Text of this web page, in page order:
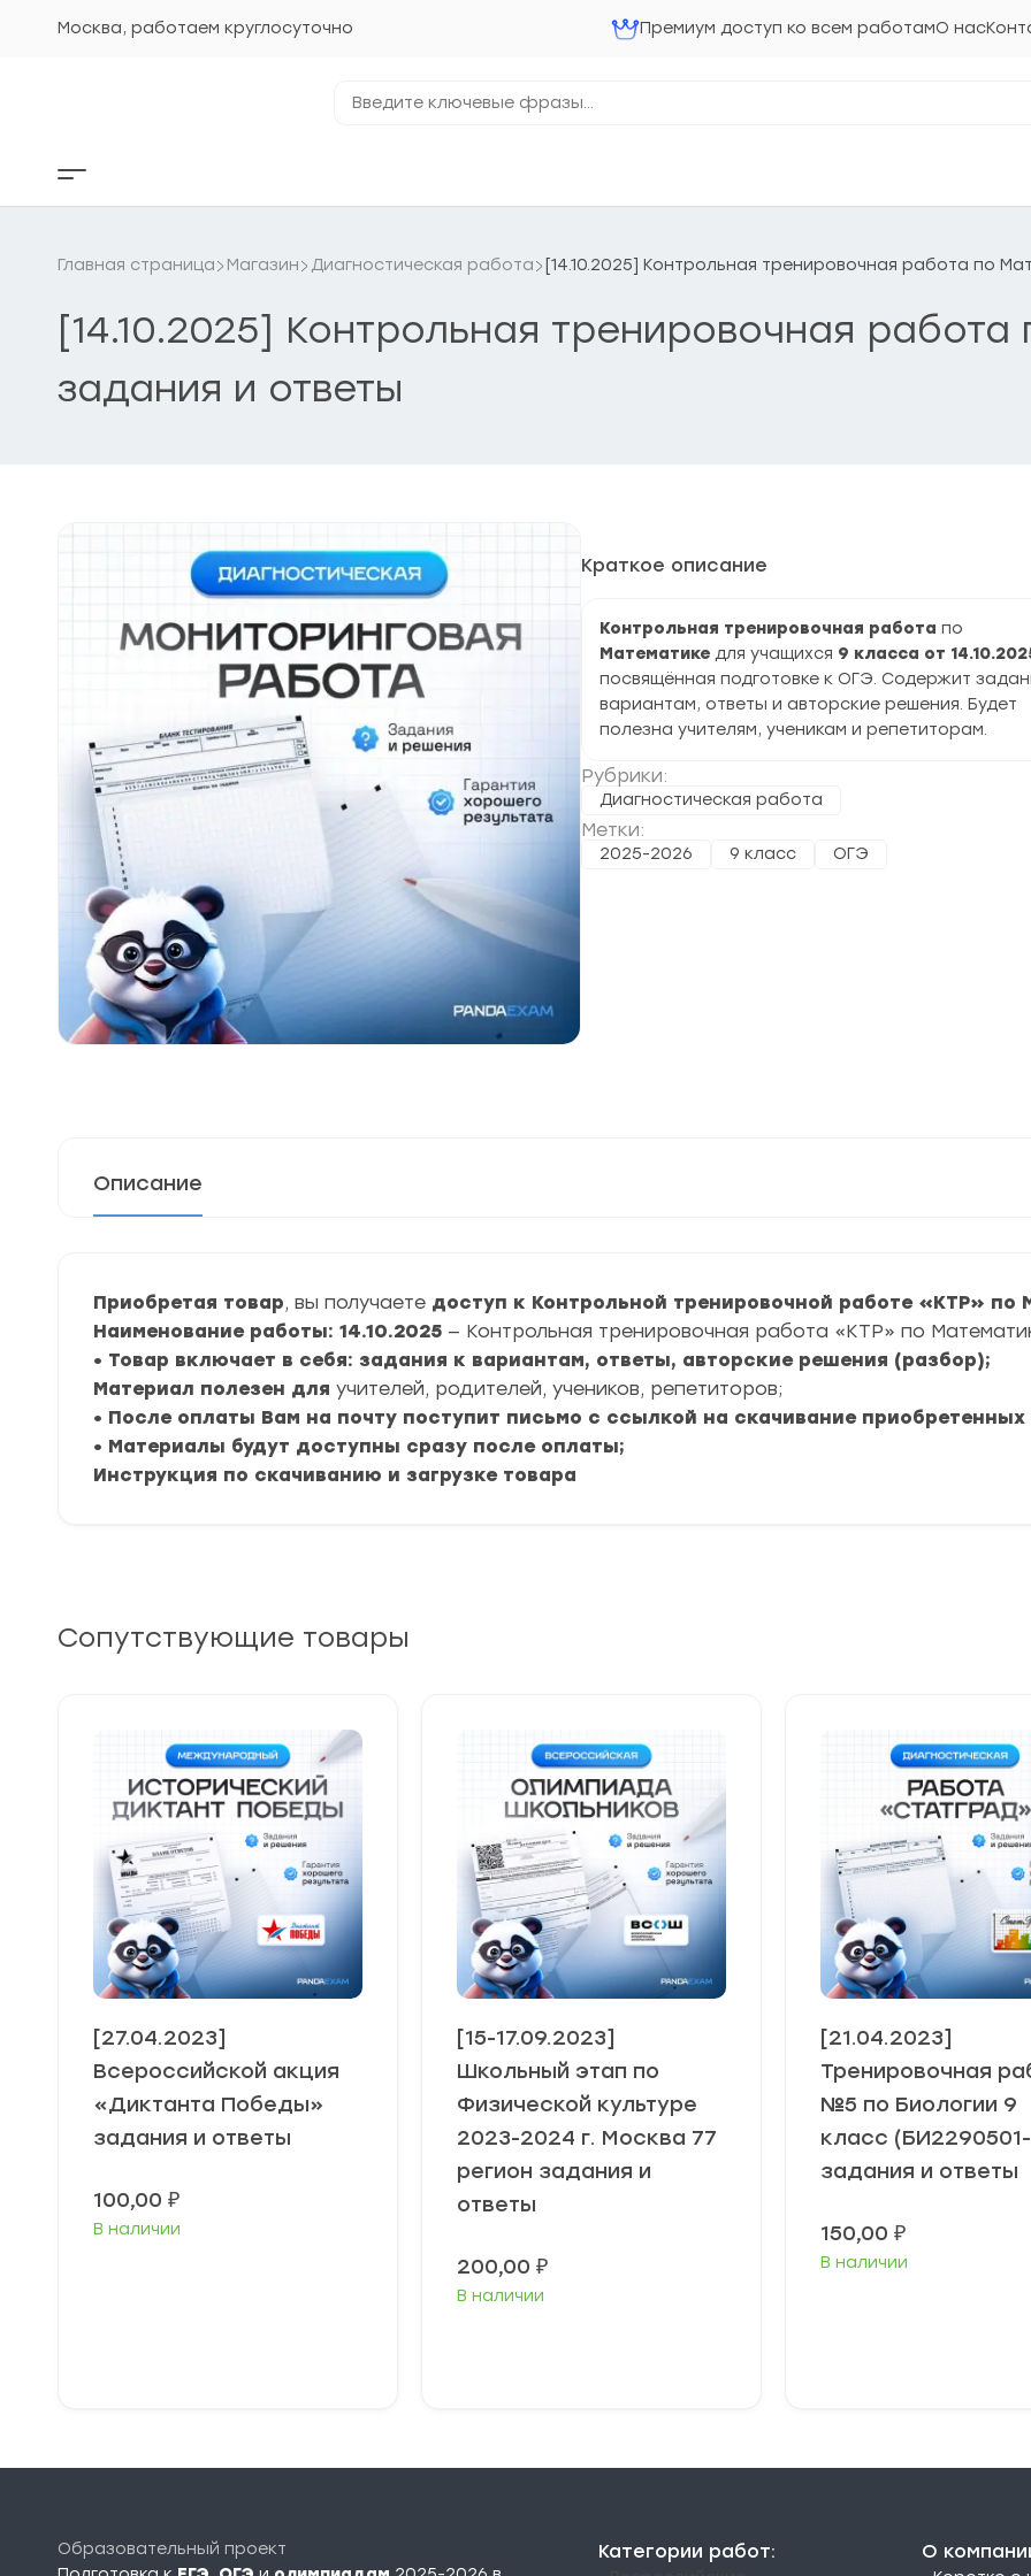
Москва, работаем круглосуточно Премиум доступ ко всем работамО нас
ключевые
Кнопка
бокового
Главная страница Магазин Диагностическая работа [14.10.2025] Контрольная тренировочная работа по
[14.10.2025] Контрольная тренировочная
задания и ответы
Краткое описание
Контрольная тренировочная работа по
Математике для учащихся 9 класса от
посвящённая подготовке к ОГЭ. Содержит
вариантам, ответы и авторские решения. Будет
полезна учителям, ученикам и репетиторам.
Рубрики:
Диагностическая работа
Метки:
2025-2026 9 класс ОГЭ
Описание
Приобретая товар, вы получаете доступ к Контрольной тренировочной работе «КТР» по
Наименование работы: 14.10.2025 — Контрольная тренировочная работа «КТР» по
• Товар включает в себя: задания к вариантам, ответы, авторские решения (разбор);
Материал полезен для учителей, родителей, учеников, репетиторов;
• После оплаты Вам на почту поступит письмо с ссылкой на скачивание приобретенных
• Материалы будут доступны сразу после оплаты;
Инструкция по скачиванию и загрузке товара
Сопутствующие товары
[27.04.2023]
Всероссийской акция
«Диктанта Победы»
задания и ответы
100,00 ₽
В наличии
[15-17.09.2023]
Школьный этап по
Физической культуре
2023-2024 г. Москва 77
регион задания и
ответы
200,00 ₽
В наличии
[21.04.2023]
Тренировочная
№5 по Биологии 9
класс
задания и ответы
150,00 ₽
В наличии
Образовательный проект
Категории работ: О